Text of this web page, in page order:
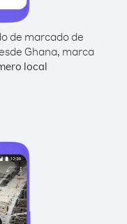
de marcado de
Ghana, marca
local